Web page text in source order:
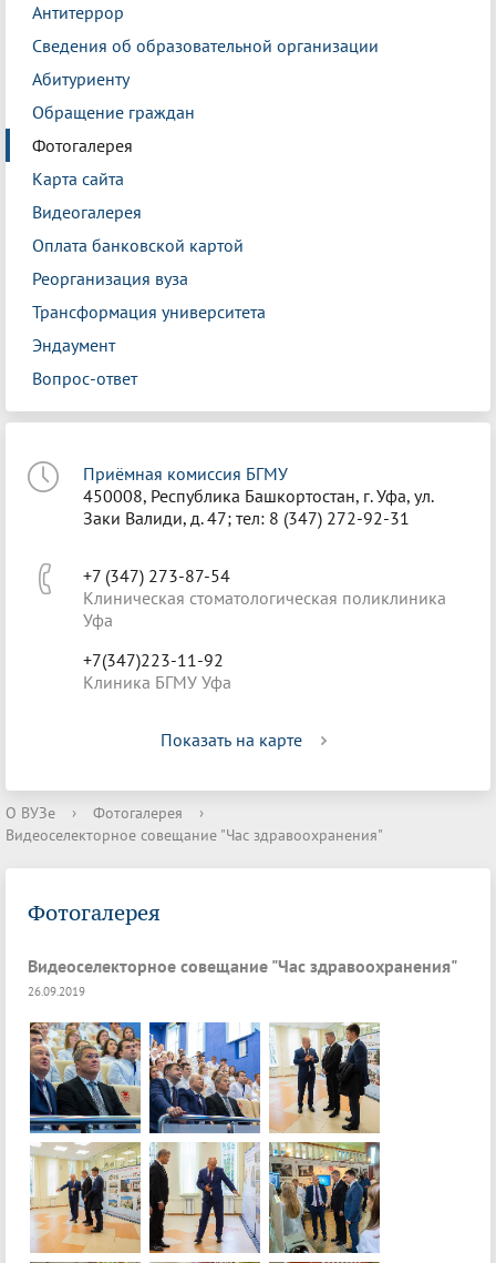
Антитеррор
Сведения об образовательной организации
Абитуриенту
Обращение граждан
Фотогалерея
Карта сайта
Видеогалерея
Оплата банковской картой
Реорганизация вуза
Трансформация университета
Эндаумент
Вопрос-ответ
Приёмная комиссия БГМУ
450008, Республика Башкортостан, г. Уфа, ул.
Заки Валиди, д. 47; тел: 8 (347) 272-92-31
+7 (347) 273-87-54
Клиническая стоматологическая поликлиника
Уфа
+7(347)223-11-92
Клиника БГМУ Уфа
Показать на карте
О ВУЗе › Фотогалерея
›
Видеоселекторное совещание "Час здравоохранения"
Фотогалерея
Видеоселекторное совещание "Час здравоохранения"
26.09.2019